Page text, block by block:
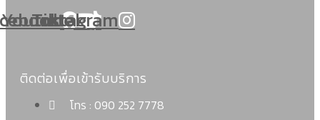
Youtube
Tiktok
Instagram
ติดต่อเพื่อเข้ารับบริการ
โทร : 090 252 7778